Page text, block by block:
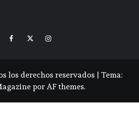
FacebookTwitterInstagram
los derechos reservados | Tema:
por AF themes.